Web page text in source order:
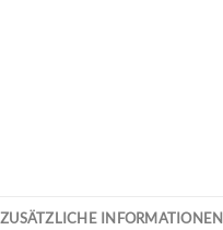
ZUSÄTZLICHE INFORMATIONEN